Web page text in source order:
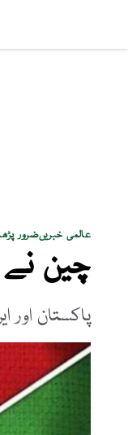
عالمی خبریںضرور
چین نے
پاکستان